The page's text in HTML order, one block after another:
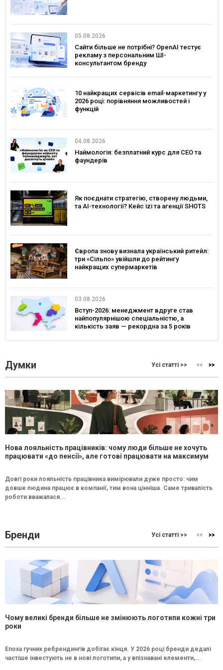
05.08.2026
Сайти більше не потрібні? OpenAI тестує
рекламу з персональним ШІ-
консультантом бренду
10 найкращих сервісів email-маркетингу у
2026 році: порівняння можливостей і
функцій
04.08.2026
Наймологія: безплатний курс для CEO та
фаундерів
Як поєднати стратегію, створену людьми,
та AI-технології? Кейс izi та агенції SHOTS
Європа знову визнала український ритейл:
три «Сільпо» увійшли до рейтингу
найкращих супермаркетів
03.08.2026
Вступ-2026: менеджмент вдруге став
найпопулярнішою спеціальністю, а
кількість заяв — рекордна за 5 років
Думки Усі статті >>
Нова лояльність працівників: чому люди більше не хочуть
працювати «до пенсії», але готові працювати на максимум
Довгі роки лояльність працівника вимірювали дуже просто: чим
довше людина працює в компанії, тим вона цінніша. Саме тривалість
роботи вважалася...
Бренди Усі статті >>
Чому великі бренди більше не змінюють логотипи кожні три
роки
Епоха гучних ребрендингів добігає кінця. У 2026 році бренди дедалі
частіше інвестують не в нові логотипи, а у впізнавані елементи,...